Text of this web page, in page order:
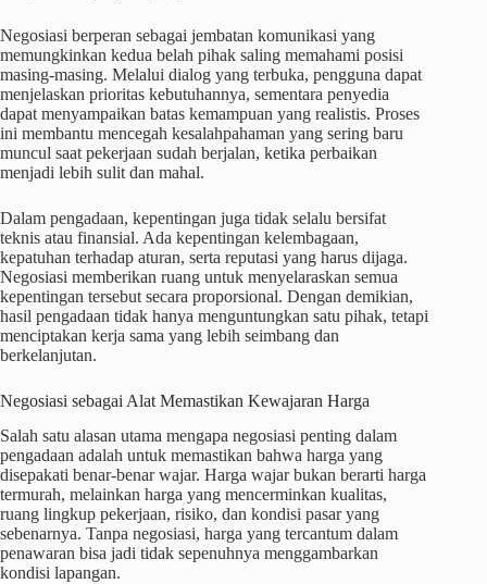
Negosiasi berperan sebagai jembatan komunikasi yang
memungkinkan kedua belah pihak saling memahami posisi
masing-masing. Melalui dialog yang terbuka, pengguna dapat
menjelaskan prioritas kebutuhannya, sementara penyedia
dapat menyampaikan batas kemampuan yang realistis. Proses
ini membantu mencegah kesalahpahaman yang sering baru
muncul saat pekerjaan sudah berjalan, ketika perbaikan
menjadi lebih sulit dan mahal.
Dalam pengadaan, kepentingan juga tidak selalu bersifat
teknis atau finansial. Ada kepentingan kelembagaan,
kepatuhan terhadap aturan, serta reputasi yang harus dijaga.
Negosiasi memberikan ruang untuk menyelaraskan semua
kepentingan tersebut secara proporsional. Dengan demikian,
hasil pengadaan tidak hanya menguntungkan satu pihak, tetapi
menciptakan kerja sama yang lebih seimbang dan
berkelanjutan.
Negosiasi sebagai Alat Memastikan Kewajaran Harga
Salah satu alasan utama mengapa negosiasi penting dalam
pengadaan adalah untuk memastikan bahwa harga yang
disepakati benar-benar wajar. Harga wajar bukan berarti harga
termurah, melainkan harga yang mencerminkan kualitas,
ruang lingkup pekerjaan, risiko, dan kondisi pasar yang
sebenarnya. Tanpa negosiasi, harga yang tercantum dalam
penawaran bisa jadi tidak sepenuhnya menggambarkan
kondisi lapangan.